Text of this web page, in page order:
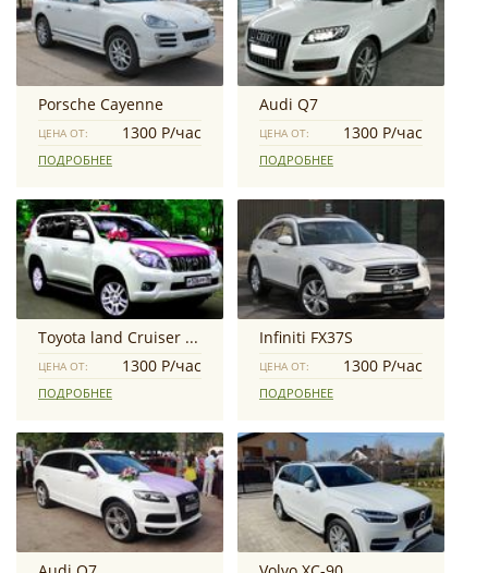
Porsche Cayenne
ЦЕНА ОТ: 1300 Р/час
ПОДРОБНЕЕ
Audi Q7
ЦЕНА ОТ: 1300 Р/час
ПОДРОБНЕЕ
Toyota land Cruiser Prado
ЦЕНА ОТ: 1300 Р/час
ПОДРОБНЕЕ
Infiniti FX37S
ЦЕНА ОТ: 1300 Р/час
ПОДРОБНЕЕ